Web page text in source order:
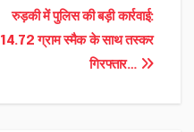
रुड़की में पुलिस की बड़ी कार्रवाई:
14.72 ग्राम स्मैक के साथ तस्कर
गिरफ्तार…